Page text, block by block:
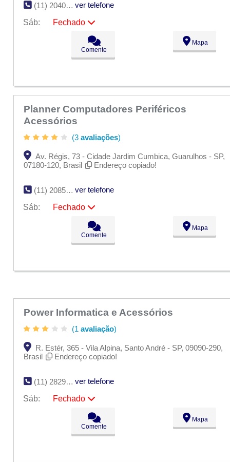
(11) 2040-3748
ver telefone
Sáb:
Fechado
09:00 - 18:00
09:00 - 18:00
09:00 - 18:00
Comente
Mapa
Planner Computadores Periféricos
Acessórios
(3 avaliações)
Av. Régis, 73 - Cidade Jardim Cumbica, Guarulhos - SP,
07180-120, Brasil
Endereço copiado!
(11) 2085-2675
ver telefone
Sáb:
Fechado
09:00 - 18:00
09:00 - 18:00
09:00 - 18:00
Comente
Mapa
Power Informatica e Acessórios
(1 avaliação)
R. Estér, 365 - Vila Alpina, Santo André - SP, 09090-290,
Brasil
Endereço copiado!
(11) 2829-2197
ver telefone
Sáb:
Fechado
09:00 - 18:00
09:00 - 18:00
09:00 - 18:00
Comente
Mapa